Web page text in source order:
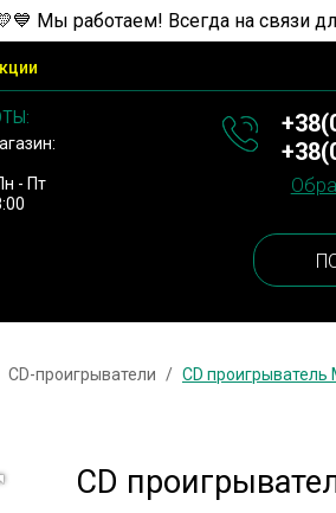
Мы работаем! Всегда на связи
- Пт
CD-проигрыватели CD проигрыватель
CD